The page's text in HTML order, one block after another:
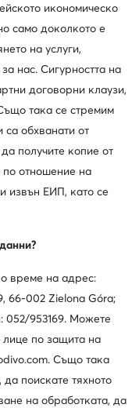
(BG)
икономическо
само доколкото е
на услуги,
нас. Сигурността на
договорни клаузи,
така се стремим
обхванати от
получите копие от
по отношение на
извън ЕИП, като се
време на адрес:
66-002 Zielona Góra;
052/953169. Можете
по защита на
Също така
поискате тяхното
на обработката, да